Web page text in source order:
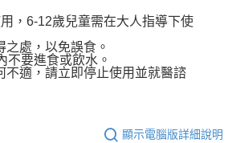
，6-12歲兒童需在大人指導下使
之處，以免誤食。
不要進食或飲水。
不適，請立即停止使用並就醫諮
顯示電腦版詳細說明